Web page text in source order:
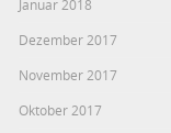
Januar 2018
Dezember 2017
November 2017
Oktober 2017